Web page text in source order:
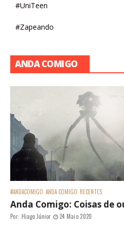
#UniTeen
#Zapeando
ANDA COMIGO
#ANDACOMIGO ANDA COMIGO RECENTES
Anda Comigo: Coisas de
Por: Hiago Júnior 24 Maio 2020